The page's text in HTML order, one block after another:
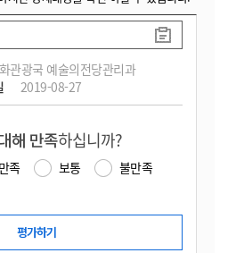
관광국 예술의전당관리과
2019-08-27
해 만족하십니까?
만족 보통
불만족